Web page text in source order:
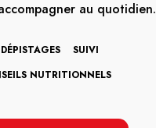
au quotidien.
DÉPISTAGES
SUIVI
NUTRITIONNELS